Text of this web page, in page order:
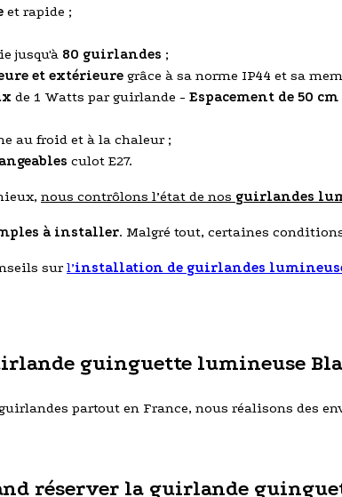
et rapide ;
jusqu'à 80 guirlandes ;
et extérieure grâce à sa norme IP44 et sa
de 1 Watts par guirlande - Espacement de 50 cm
au froid et à la chaleur ;
culot E27.
nous contrôlons l’état de nos guirlandes
à installer. Malgré tout, certaines
surl’installation de guirlandes
guinguette lumineuse
partout en France, nous réalisons des
réserver la guirlande